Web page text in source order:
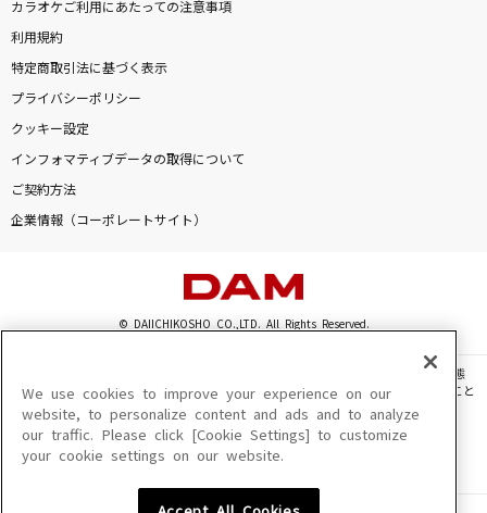
カラオケご利用にあたっての注意事項
利用規約
特定商取引法に基づく表示
プライバシーポリシー
クッキー設定
インフォマティブデータの取得について
ご契約方法
企業情報（コーポレートサイト）
© DAIICHIKOSHO CO.,LTD. All Rights Reserved.
このサイトに掲載されている一切の文章・画像・写真・動画・音声等を、手段や形態
を問わず、著作権法の定める範囲を超えて無断で複製、転載、ファイル化などすること
を禁じます。
楽曲及びコンテンツは、機種によりご利用いただけない場合があります。
楽曲及びコンテンツの配信日、配信内容が変更になる場合があります。
We use cookies to improve your experience on our
website, to personalize content and ads and to analyze
our traffic. Please click [Cookie Settings] to customize
your cookie settings on our website.